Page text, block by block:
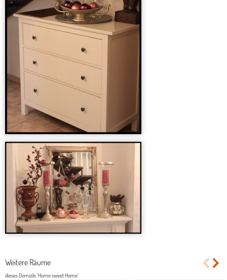
Weitere Räume
dieses Domizils 'Home sweet Home'